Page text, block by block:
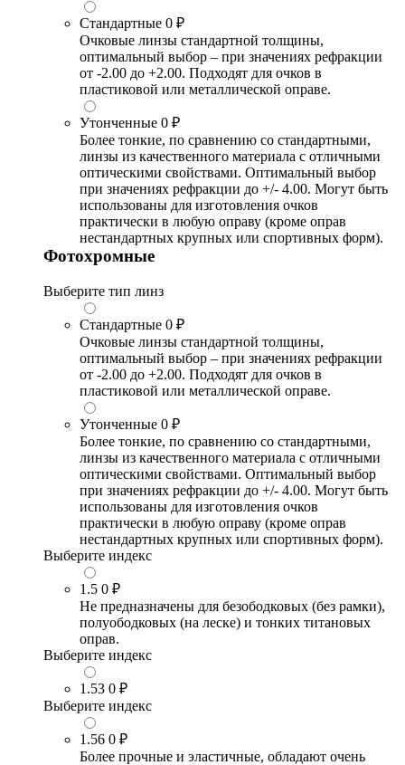
Стандартные 0 ₽
Очковые линзы стандартной толщины,
оптимальный выбор – при значениях рефракции
от -2.00 до +2.00. Подходят для очков в
пластиковой или металлической оправе.
Утонченные 0 ₽
Более тонкие, по сравнению со стандартными,
линзы из качественного материала с отличными
оптическими свойствами. Оптимальный выбор
при значениях рефракции до +/- 4.00. Могут быть
использованы для изготовления очков
практически в любую оправу (кроме оправ
нестандартных крупных или спортивных форм).
Фотохромные
Выберите тип линз
Стандартные 0 ₽
Очковые линзы стандартной толщины,
оптимальный выбор – при значениях рефракции
от -2.00 до +2.00. Подходят для очков в
пластиковой или металлической оправе.
Утонченные 0 ₽
Более тонкие, по сравнению со стандартными,
линзы из качественного материала с отличными
оптическими свойствами. Оптимальный выбор
при значениях рефракции до +/- 4.00. Могут быть
использованы для изготовления очков
практически в любую оправу (кроме оправ
нестандартных крупных или спортивных форм).
Выберите индекс
1.5 0 ₽
Не предназначены для безободковых (без рамки),
полуободковых (на леске) и тонких титановых
оправ.
Выберите индекс
1.53 0 ₽
Выберите индекс
1.56 0 ₽
Более прочные и эластичные, обладают очень